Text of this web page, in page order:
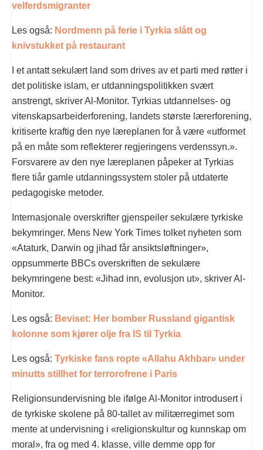
velferdsmigranter
Les også: Nordmenn på ferie i Tyrkia slått og
knivstukket på restaurant
I et antatt sekulært land som drives av et parti med røtter i
det politiske islam, er utdanningspolitikken svært
anstrengt, skriver Al-Monitor. Tyrkias utdannelses- og
vitenskapsarbeiderforening, landets største lærerforening,
kritiserte kraftig den nye læreplanen for å være «utformet
på en måte som reflekterer regjeringens verdenssyn.».
Forsvarere av den nye læreplanen påpeker at Tyrkias
flere tiår gamle utdanningssystem stoler på utdaterte
pedagogiske metoder.
Internasjonale overskrifter gjenspeiler sekulære tyrkiske
bekymringer. Mens New York Times tolket nyheten som
«Ataturk, Darwin og jihad får ansiktsløftninger»,
oppsummerte BBCs overskriften de sekulære
bekymringene best: «Jihad inn, evolusjon ut», skriver Al-
Monitor.
Les også: Beviset: Her bomber Russland gigantisk
kolonne som kjører olje fra IS til Tyrkia
Les også: Tyrkiske fans ropte «Allahu Akhbar» under
minutts stillhet for terrorofrene i Paris
Religionsundervisning ble ifølge Al-Monitor introdusert i
de tyrkiske skolene på 80-tallet av militærregimet som
mente at undervisning i «religionskultur og kunnskap om
moral», fra og med 4. klasse, ville demme opp for